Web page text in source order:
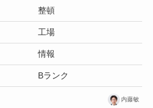
整頓
工場
情報
Bランク
内藤敏